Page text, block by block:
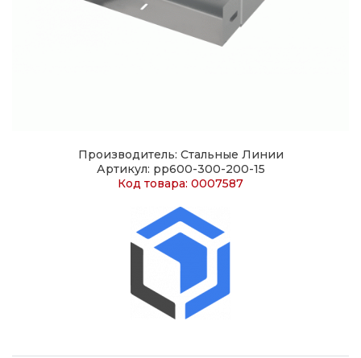
Производитель: Стальные Линии
Артикул: pp600-300-200-15
Код товара: 0007587